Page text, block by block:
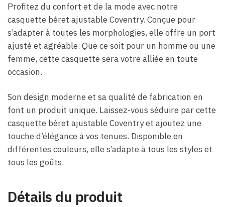
Profitez du confort et de la mode avec notre
casquette béret ajustable Coventry. Conçue pour
s’adapter à toutes les morphologies, elle offre un port
ajusté et agréable. Que ce soit pour un homme ou une
femme, cette casquette sera votre alliée en toute
occasion.
Son design moderne et sa qualité de fabrication en
font un produit unique. Laissez-vous séduire par cette
casquette béret ajustable Coventry et ajoutez une
touche d’élégance à vos tenues. Disponible en
différentes couleurs, elle s’adapte à tous les styles et
tous les goûts.
Détails du produit